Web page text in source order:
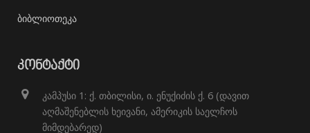
ბიბლიოთეკა
ᲙᲝᲜᲢᲐᲥᲢᲘ
კამპუსი 1: ქ. თბილისი, ი. ენუქიძის ქ. 6 (დავით
აღმაშენებლის ხეივანი, ამერიკის საელჩოს
მიმდებარედ)